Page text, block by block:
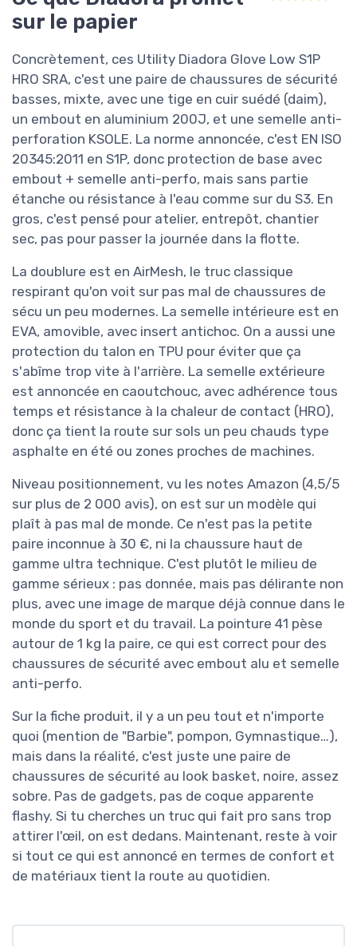
sur le papier
Concrètement, ces Utility Diadora Glove Low S1P
HRO SRA, c'est une paire de chaussures de sécurité
basses, mixte, avec une tige en cuir suédé (daim),
un embout en aluminium 200J, et une semelle anti-
perforation KSOLE. La norme annoncée, c'est EN ISO
20345:2011 en S1P, donc protection de base avec
embout + semelle anti-perfo, mais sans partie
étanche ou résistance à l'eau comme sur du S3. En
gros, c'est pensé pour atelier, entrepôt, chantier
sec, pas pour passer la journée dans la flotte.
La doublure est en AirMesh, le truc classique
respirant qu'on voit sur pas mal de chaussures de
sécu un peu modernes. La semelle intérieure est en
EVA, amovible, avec insert antichoc. On a aussi une
protection du talon en TPU pour éviter que ça
s'abîme trop vite à l'arrière. La semelle extérieure
est annoncée en caoutchouc, avec adhérence tous
temps et résistance à la chaleur de contact (HRO),
donc ça tient la route sur sols un peu chauds type
asphalte en été ou zones proches de machines.
Niveau positionnement, vu les notes Amazon (4,5/5
sur plus de 2 000 avis), on est sur un modèle qui
plaît à pas mal de monde. Ce n'est pas la petite
paire inconnue à 30 €, ni la chaussure haut de
gamme ultra technique. C'est plutôt le milieu de
gamme sérieux : pas donnée, mais pas délirante non
plus, avec une image de marque déjà connue dans le
monde du sport et du travail. La pointure 41 pèse
autour de 1 kg la paire, ce qui est correct pour des
chaussures de sécurité avec embout alu et semelle
anti-perfo.
Sur la fiche produit, il y a un peu tout et n'importe
quoi (mention de "Barbie", pompon, Gymnastique…),
mais dans la réalité, c'est juste une paire de
chaussures de sécurité au look basket, noire, assez
sobre. Pas de gadgets, pas de coque apparente
flashy. Si tu cherches un truc qui fait pro sans trop
attirer l'œil, on est dedans. Maintenant, reste à voir
si tout ce qui est annoncé en termes de confort et
de matériaux tient la route au quotidien.